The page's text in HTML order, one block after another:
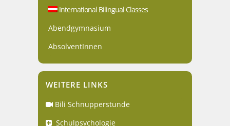
International Bilingual Classes
Abendgymnasium
AbsolventInnen
WEITERE LINKS
Bili Schnupperstunde
Schulpsychologie